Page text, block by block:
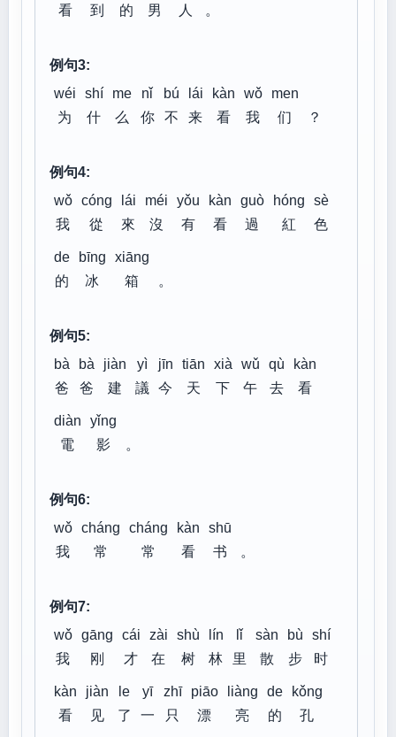
看
到
的
男
人
。
例句3:
wéi
为
shí
什
me
么
nǐ
你
bú
不
lái
来
kàn
看
wǒ
我
men
们
？
例句4:
wǒ
我
cóng
從
lái
來
méi
沒
yǒu
有
kàn
看
guò
過
hóng
紅
sè
色
de
的
bīng
冰
xiāng
箱
。
例句5:
bà
爸
bà
爸
jiàn
建
yì
議
jīn
今
tiān
天
xià
下
wǔ
午
qù
去
kàn
看
diàn
電
yǐng
影
。
例句6:
wǒ
我
cháng
常
cháng
常
kàn
看
shū
书
。
例句7:
wǒ
我
gāng
刚
cái
才
zài
在
shù
树
lín
林
lǐ
里
sàn
散
bù
步
shí
时
kàn
看
jiàn
见
le
了
yī
一
zhī
只
piāo
漂
liàng
亮
de
的
kǒng
孔